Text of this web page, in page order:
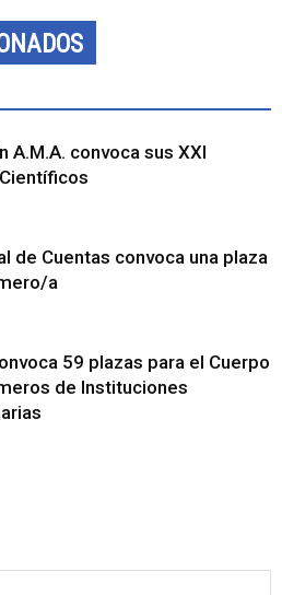
A.M.A. convoca sus XXI
de Cuentas convoca una plaza
a
59 plazas para el Cuerpo
de Instituciones